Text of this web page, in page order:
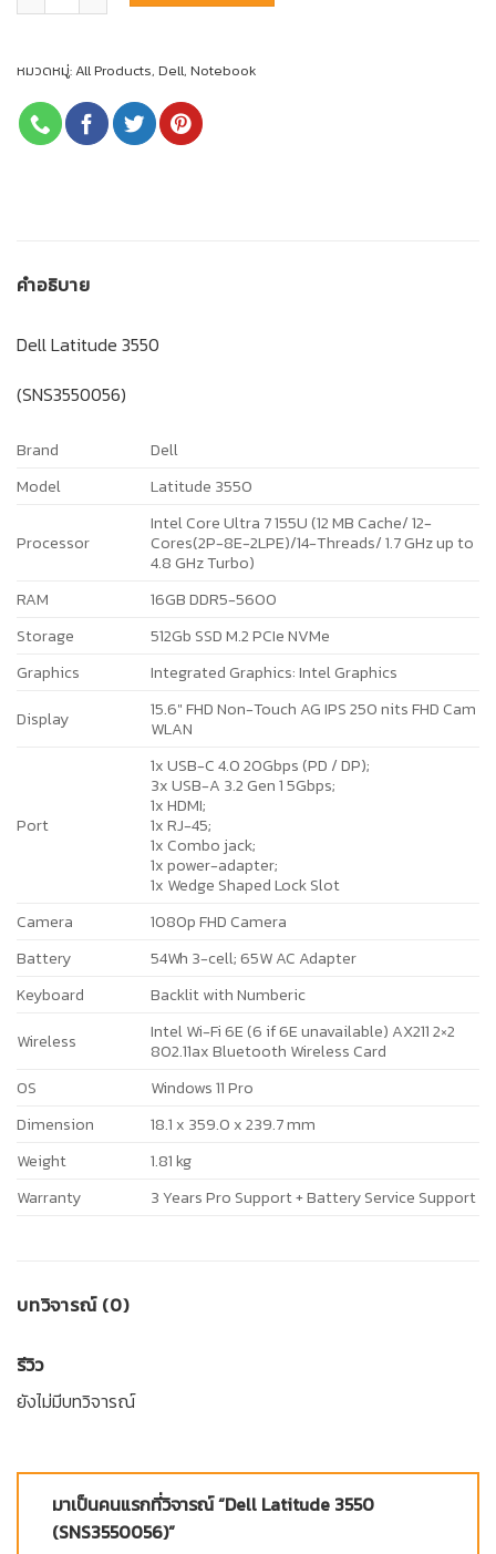
หมวดหมู่:All Products, Dell, Notebook
คำอธิบาย
Dell Latitude 3550
(SNS3550056)
Brand
Dell
Model
Latitude 3550
Processor
Intel Core Ultra 7 155U (12 MB Cache/ 12-
Cores(2P-8E-2LPE)/14-Threads/ 1.7 GHz up to
4.8 GHz Turbo)
RAM
16GB DDR5-5600
Storage
512Gb SSD M.2 PCIe NVMe
Graphics
Integrated Graphics: Intel Graphics
Display
15.6″ FHD Non-Touch AG IPS 250 nits FHD Cam
WLAN
Port
1x USB-C 4.0 20Gbps (PD / DP);
3x USB-A 3.2 Gen 1 5Gbps;
1x HDMI;
1x RJ-45;
1x Combo jack;
1x power-adapter;
1x Wedge Shaped Lock Slot
Camera
1080p FHD Camera
Battery
54Wh 3-cell; 65W AC Adapter
Keyboard
Backlit with Numberic
Wireless
Intel Wi-Fi 6E (6 if 6E unavailable) AX211 2×2
802.11ax Bluetooth Wireless Card
OS
Windows 11 Pro
Dimension
18.1 x 359.0 x 239.7 mm
Weight
1.81 kg
Warranty
3 Years Pro Support + Battery Service Support
บทวิจารณ์ (0)
รีวิว
ยังไม่มีบทวิจารณ์
มาเป็นคนแรกที่วิจารณ์ “Dell Latitude 3550
(SNS3550056)”